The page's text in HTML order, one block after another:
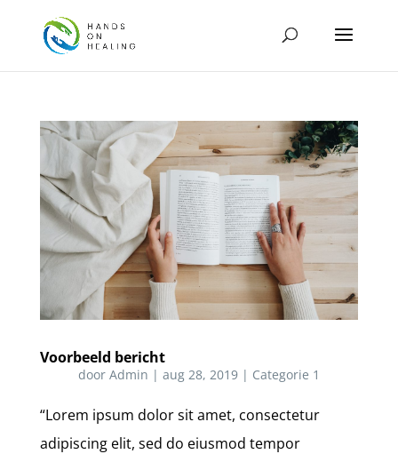
Voorbeeld bericht
door Admin | aug 28, 2019| Categorie 1
“Lorem ipsum dolor sit amet, consectetur
adipiscing elit, sed do eiusmod tempor